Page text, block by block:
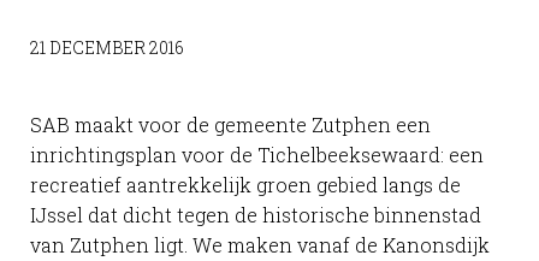
21 DECEMBER 2016
SAB maakt voor de gemeente Zutphen een
inrichtingsplan voor de Tichelbeeksewaard: een
recreatief aantrekkelijk groen gebied langs de
IJssel dat dicht tegen de historische binnenstad
van Zutphen ligt. We maken vanaf de Kanonsdijk